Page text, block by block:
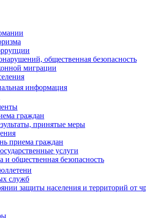
общественная безопасность
миграции
информация
граждан
принятые меры
приема граждан
услуги
и общественная безопасность
служб
защиты населения и территорий от